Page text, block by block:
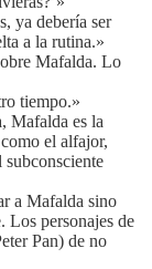
ya debería ser
a la rutina.»
Mafalda. Lo
tiempo.»
Mafalda es la
el alfajor,
a Mafalda sino
Los personajes de
Pan) de no